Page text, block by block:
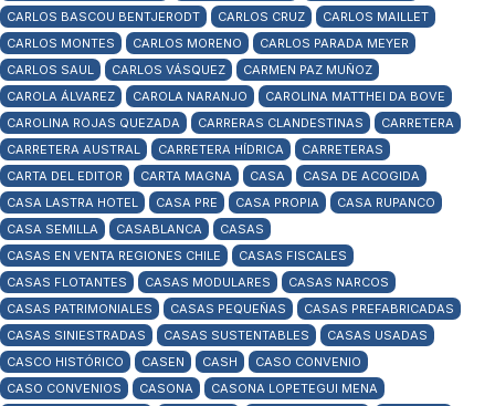
CARLOS BASCOU BENTJERODT
CARLOS CRUZ
CARLOS MAILLET
CARLOS MONTES
CARLOS MORENO
CARLOS PARADA MEYER
CARLOS SAUL
CARLOS VÁSQUEZ
CARMEN PAZ MUÑOZ
CAROLA ÁLVAREZ
CAROLA NARANJO
CAROLINA MATTHEI DA BOVE
CAROLINA ROJAS QUEZADA
CARRERAS CLANDESTINAS
CARRETERA
CARRETERA AUSTRAL
CARRETERA HÍDRICA
CARRETERAS
CARTA DEL EDITOR
CARTA MAGNA CASA
CASA DE ACOGIDA
CASA LASTRA HOTEL
CASA PRE CASA PROPIA
CASA RUPANCO
CASA SEMILLA
CASABLANCA
CASAS
CASAS EN VENTA REGIONES CHILE
CASAS FISCALES
CASAS FLOTANTES
CASAS MODULARES
CASAS NARCOS
CASAS PATRIMONIALES
CASAS PEQUEÑAS
CASAS PREFABRICADAS
CASAS SINIESTRADAS
CASAS SUSTENTABLES
CASAS USADAS
CASCO HISTÓRICO
CASEN CASH
CASO CONVENIO
CASO CONVENIOS
CASONA
CASONA LOPETEGUI MENA